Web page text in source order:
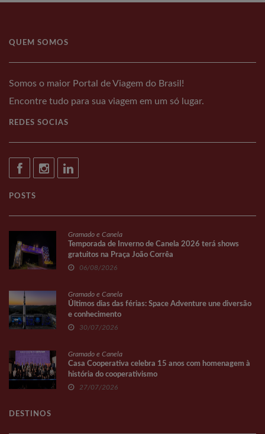
QUEM SOMOS
Somos o maior Portal de Viagem do Brasil!
Encontre tudo para sua viagem em um só lugar.
REDES SOCIAS
POSTS
Gramado e Canela
Temporada de Inverno de Canela 2026 terá shows
gratuitos na Praça João Corrêa
06/08/2026
Gramado e Canela
Últimos dias das férias: Space Adventure une diversão
e conhecimento
30/07/2026
Gramado e Canela
Casa Cooperativa celebra 15 anos com homenagem à
história do cooperativismo
27/07/2026
DESTINOS